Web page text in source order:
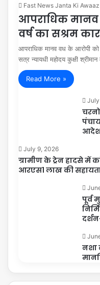
Fast News Janta Ki Awaaz
आपराधिक
वर्ष का सश्रम
आपराधिक मानव वध के आरोपी
सत्र न्यायधी महोदय कुक्षी
Read More »
आदेश
July 9, 2026
ग्रामीण के ट्रेन हादसे में
आरएस1 लाख की
पूर्व
नशा